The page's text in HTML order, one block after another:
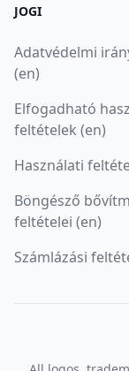
JOGI
Adatvédelmi
(en)
Elfogadható
feltételek (en)
Használati
Böngésző
feltételei (en)
Számlázási